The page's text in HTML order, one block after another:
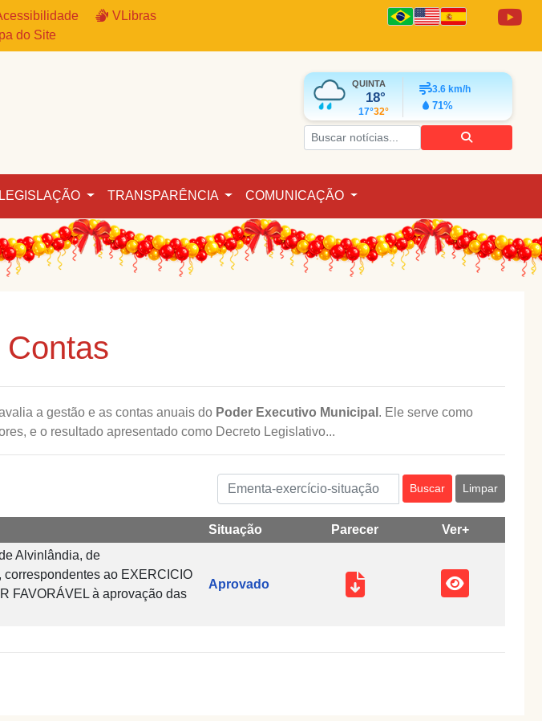
VLibras
do Site
QUINTA
18°
17°32°
3.6 km/h
71%
LEGISLAÇÃO TRANSPARÊNCIA COMUNICAÇÃO
a gestão e as contas anuais do Poder Executivo Municipal . Ele serve como
e o resultado apresentado como Decreto Legislativo...
Buscar Limpar
Situação Parecer Ver+
Alvinlândia, de
ao EXERCICIO
FAVORÁVEL à aprovação das
Aprovado